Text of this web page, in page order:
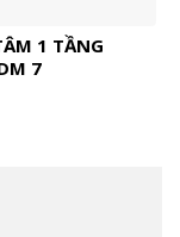
1 TẦNG
7